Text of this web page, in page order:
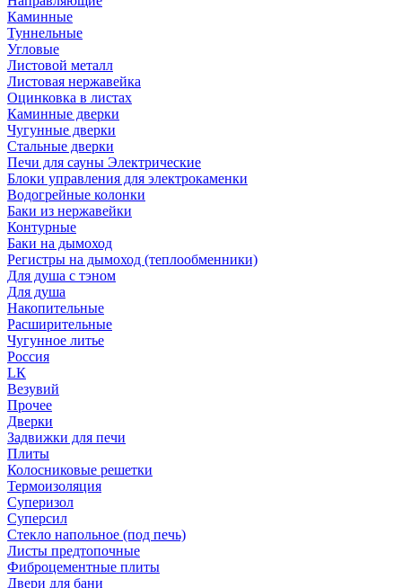
Каминные
Туннельные
Угловые
Листовой металл
Листовая нержавейка
Оцинковка в листах
Каминные дверки
Чугунные дверки
Стальные дверки
Печи для сауны Электрические
Блоки управления для электрокаменки
Водогрейные колонки
Баки из нержавейки
Контурные
Баки на дымоход
Регистры на дымоход (теплообменники)
Для душа с тэном
Для душа
Накопительные
Расширительные
Чугунное литье
Россия
LК
Везувий
Прочее
Дверки
Задвижки для печи
Плиты
Колосниковые решетки
Термоизоляция
Суперизол
Суперсил
Стекло напольное (под печь)
Листы предтопочные
Фиброцементные плиты
Двери для бани